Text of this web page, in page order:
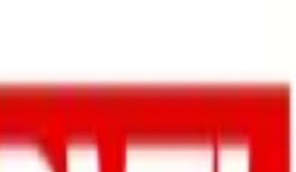
ギャラリー会社情報採用情報お問